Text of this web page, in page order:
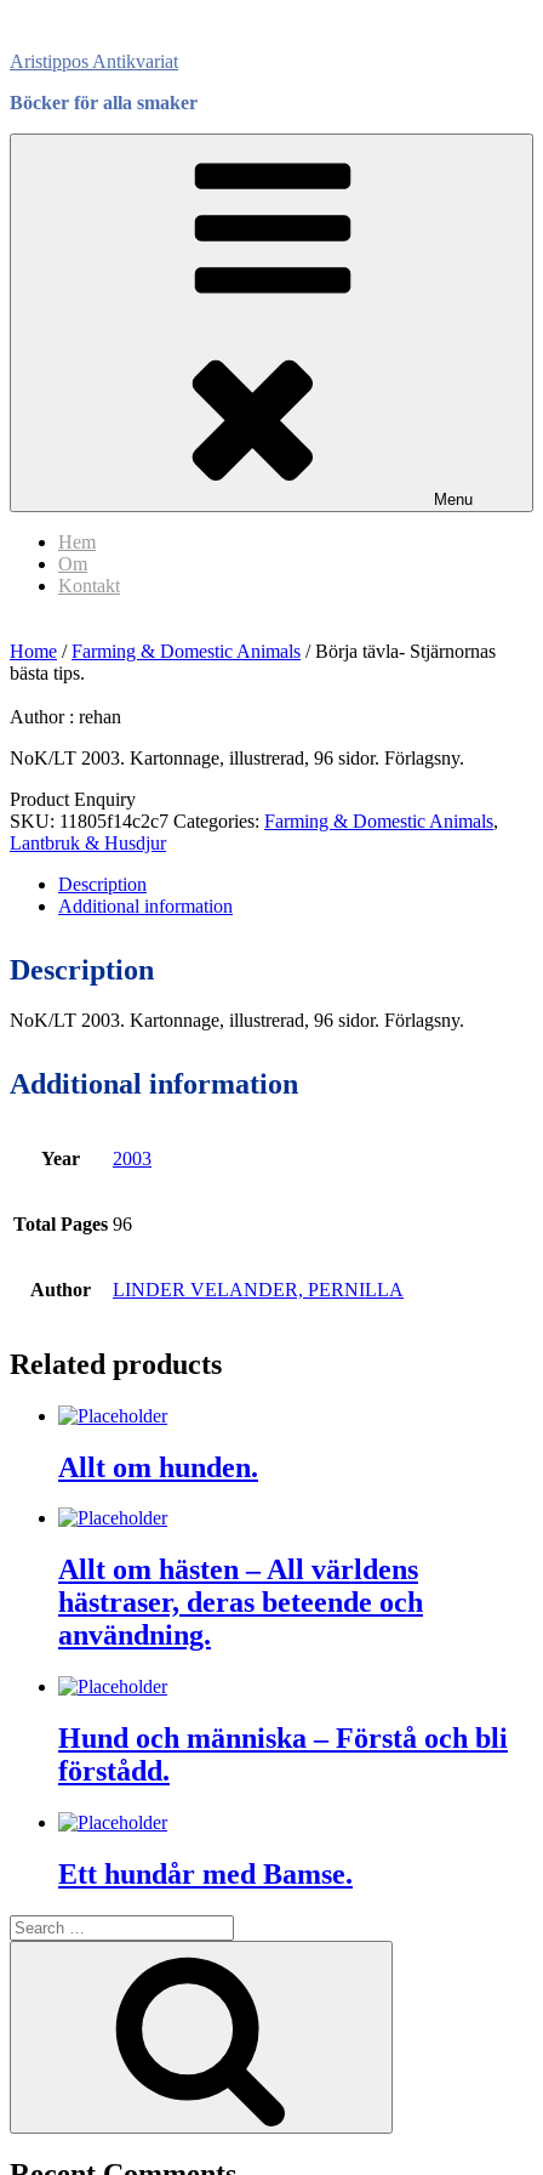
content
Aristippos Antikvariat
Böcker för alla smaker
Menu
Hem
Om
Kontakt
Home /Farming & Domestic Animals / Börja tävla- Stjärnornas
bästa tips.
Author : rehan
NoK/LT 2003. Kartonnage, illustrerad, 96 sidor. Förlagsny.
Product Enquiry
SKU: 11805f14c2c7 Categories: Farming & Domestic Animals,
Lantbruk & Husdjur
Description
Additional information
Description
NoK/LT 2003. Kartonnage, illustrerad, 96 sidor. Förlagsny.
Additional information
Year 2003
Total Pages 96
Author LINDER VELANDER, PERNILLA
Related products
Allt om hunden.
Allt om hästen – All världens
hästraser, deras beteende och
användning.
Hund och människa – Förstå och bli
förstådd.
Ett hundår med Bamse.
Search
for: